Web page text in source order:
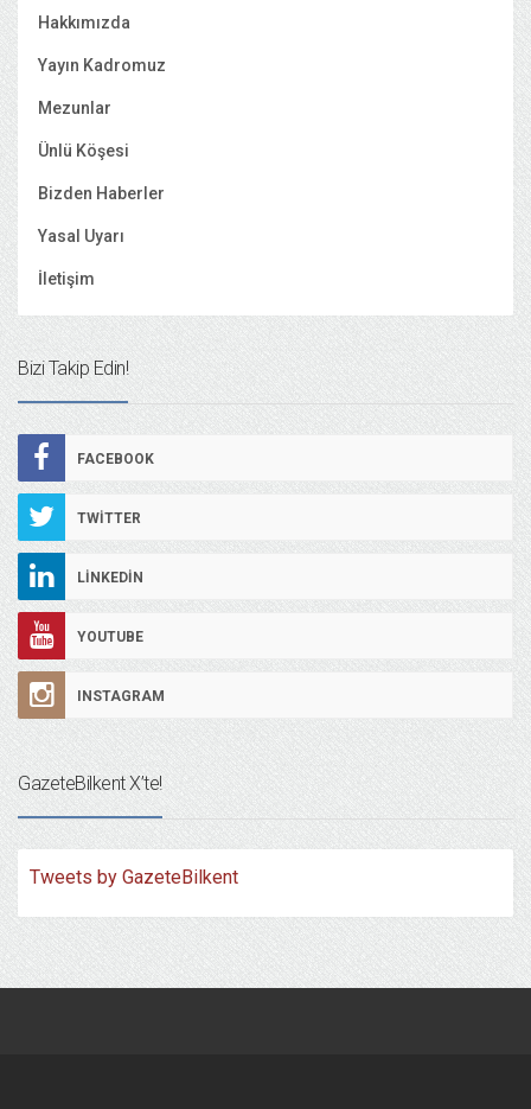
Hakkımızda
Yayın Kadromuz
Mezunlar
Ünlü Köşesi
Bizden Haberler
Yasal Uyarı
İletişim
Bizi Takip Edin!
FACEBOOK
TWITTER
LINKEDIN
YOUTUBE
INSTAGRAM
GazeteBilkent X’te!
Tweets by GazeteBilkent